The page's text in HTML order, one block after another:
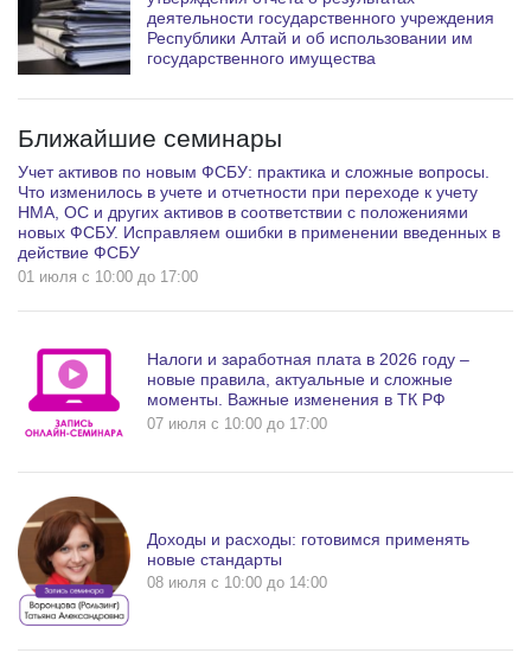
деятельности государственного учреждения
Республики Алтай и об использовании им
государственного имущества
Ближайшие семинары
Учет активов по новым ФСБУ: практика и сложные вопросы.
Что изменилось в учете и отчетности при переходе к учету
НМА, ОС и других активов в соответствии с положениями
новых ФСБУ. Исправляем ошибки в применении введенных в
действие ФСБУ
01 июля c 10:00 до 17:00
Налоги и заработная плата в 2026 году –
новые правила, актуальные и сложные
моменты. Важные изменения в ТК РФ
07 июля c 10:00 до 17:00
Доходы и расходы: готовимся применять
новые стандарты
08 июля c 10:00 до 14:00